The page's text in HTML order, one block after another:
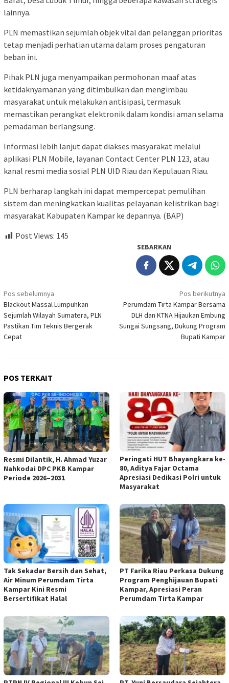
lainnya.
PLN memastikan sejumlah objek vital dan pelanggan prioritas
tetap menjadi perhatian utama dalam proses pengaturan
beban ini.
Pihak PLN juga menyampaikan permohonan maaf atas
ketidaknyamanan yang ditimbulkan dan mengimbau
masyarakat untuk melakukan antisipasi, termasuk
memastikan perangkat elektronik dalam kondisi aman selama
pemadaman berlangsung.
Informasi lebih lanjut dapat diakses masyarakat melalui
aplikasi PLN Mobile, layanan Contact Center PLN 123, atau
kanal resmi media sosial PLN UID Riau dan Kepulauan Riau.
PLN berharap langkah ini dapat mempercepat pemulihan
sistem dan meningkatkan kualitas pelayanan kelistrikan bagi
masyarakat Kabupaten Kampar ke depannya. (BAP)
Post Views: 145
SEBARKAN
Navigasi
pos
Pos sebelumnya
Blackout Massal Lumpuhkan
Sejumlah Wilayah Sumatera, PLN
Pastikan Tim Teknis Bergerak
Cepat
Pos berikutnya
Perumdam Tirta Kampar Bersama
DLH dan KTNA Hijaukan Embung
Sungai Sungsang, Dukung Program
Bupati Kampar
POS TERKAIT
Resmi Dilantik, H. Ahmad Yuzar
Nahkodai DPC PKB Kampar
Periode 2026–2031
Peringati HUT Bhayangkara ke-
80, Aditya Fajar Octama
Apresiasi Dedikasi Polri untuk
Masyarakat
Tak Sekadar Bersih dan Sehat,
Air Minum Perumdam Tirta
Kampar Kini Resmi
Bersertifikat Halal
PT Farika Riau Perkasa Dukung
Program Penghijauan Bupati
Kampar, Apresiasi Peran
Perumdam Tirta Kampar